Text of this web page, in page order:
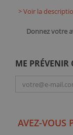
> Voir la
Donnez votre
ME PRÉVENIR
AVEZ-VOUS